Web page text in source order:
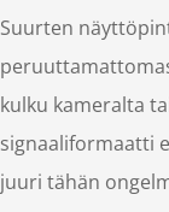
Suurten
kulku kameralta
signaaliformaatti
juuri tähän